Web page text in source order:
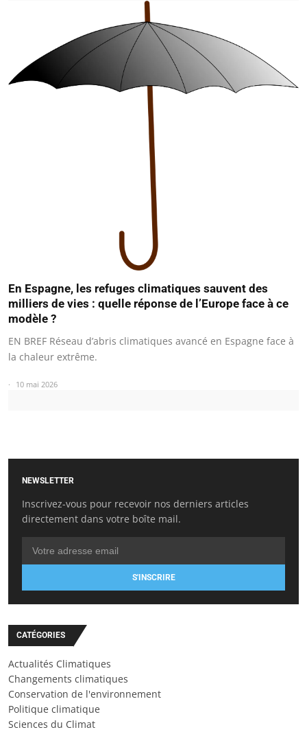
En Espagne, les refuges climatiques sauvent des
milliers de vies : quelle réponse de l’Europe face à ce
modèle ?
EN BREF Réseau d’abris climatiques avancé en Espagne face à
la chaleur extrême.
10 mai 2026
NEWSLETTER
Inscrivez-vous pour recevoir nos derniers articles
directement dans votre boîte mail.
S'INSCRIRE
CATÉGORIES
Actualités Climatiques
Changements climatiques
Conservation de l'environnement
Politique climatique
Sciences du Climat